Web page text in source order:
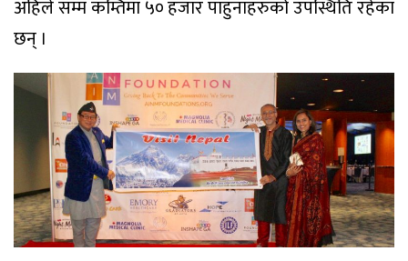
अहिले सम्म कम्तिमा ५० हजार पाहुनाहरुको उपस्थिति रहेका
छन् ।